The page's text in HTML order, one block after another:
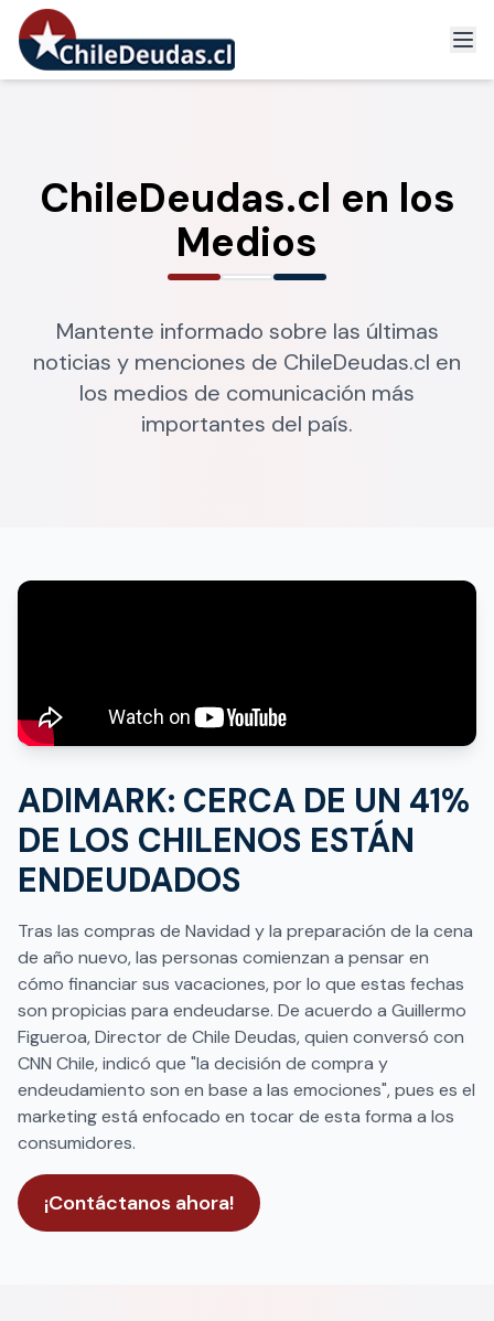
ChileDeudas.cl en los
Medios
Mantente informado sobre las últimas
noticias y menciones de ChileDeudas.cl en
los medios de comunicación más
importantes del país.
ADIMARK: CERCA DE UN 41%
DE LOS CHILENOS ESTÁN
ENDEUDADOS
Tras las compras de Navidad y la preparación de la cena
de año nuevo, las personas comienzan a pensar en
cómo financiar sus vacaciones, por lo que estas fechas
son propicias para endeudarse. De acuerdo a Guillermo
Figueroa, Director de Chile Deudas, quien conversó con
CNN Chile, indicó que "la decisión de compra y
endeudamiento son en base a las emociones", pues es el
marketing está enfocado en tocar de esta forma a los
consumidores.
¡Contáctanos ahora!